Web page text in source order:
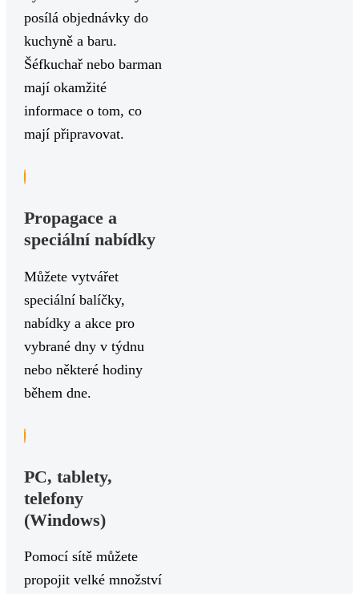
posílá objednávky do
kuchyně a baru.
Šéfkuchař nebo barman
mají okamžité
informace o tom, co
mají připravovat.
Propagace a
speciální nabídky
Můžete vytvářet
speciální balíčky,
nabídky a akce pro
vybrané dny v týdnu
nebo některé hodiny
během dne.
PC, tablety,
telefony
(Windows)
Pomocí sítě můžete
propojit velké množství